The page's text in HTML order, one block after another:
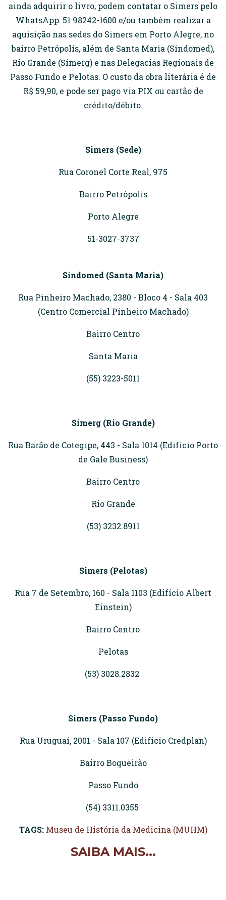
ainda adquirir o livro, podem contatar o Simers pelo
WhatsApp: 51 98242-1600 e/ou também realizar a
aquisição nas sedes do Simers em Porto Alegre, no
bairro Petrópolis, além de Santa Maria (Sindomed),
Rio Grande (Simerg) e nas Delegacias Regionais de
Passo Fundo e Pelotas. O custo da obra literária é de
R$ 59,90, e pode ser pago via PIX ou cartão de
crédito/débito.
Simers (Sede)
Rua Coronel Corte Real, 975
Bairro Petrópolis
Porto Alegre
51-3027-3737
Sindomed (Santa Maria)
Rua Pinheiro Machado, 2380 - Bloco 4 - Sala 403
(Centro Comercial Pinheiro Machado)
Bairro Centro
Santa Maria
(55) 3223-5011
Simerg (Rio Grande)
Rua Barão de Cotegipe, 443 - Sala 1014 (Edifício Porto
de Gale Business)
Bairro Centro
Rio Grande
(53) 3232.8911
Simers (Pelotas)
Rua 7 de Setembro, 160 - Sala 1103 (Edifício Albert
Einstein)
Bairro Centro
Pelotas
(53) 3028.2832
Simers (Passo Fundo)
Rua Uruguai, 2001 - Sala 107 (Edifício Credplan)
Bairro Boqueirão
Passo Fundo
(54) 3311.0355
TAGS: Museu de História da Medicina (MUHM)
SAIBA MAIS...